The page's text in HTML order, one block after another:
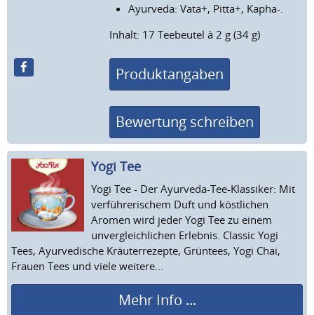
Ayurveda: Vata+, Pitta+, Kapha-.
Inhalt: 17 Teebeutel à 2 g (34 g)
Produktangaben
Bewertung schreiben
Yogi Tee
Yogi Tee - Der Ayurveda-Tee-Klassiker: Mit
verführerischem Duft und köstlichen
Aromen wird jeder Yogi Tee zu einem
unvergleichlichen Erlebnis. Classic Yogi
Tees, Ayurvedische Kräuterrezepte, Grüntees, Yogi Chai,
Frauen Tees und viele weitere...
Mehr Info ...